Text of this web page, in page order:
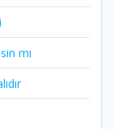
mı